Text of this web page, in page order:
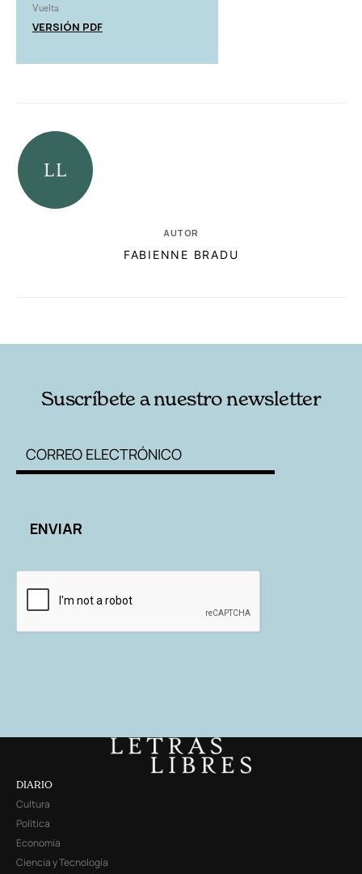
Vuelta
VERSIÓN PDF
AUTOR
FABIENNE BRADU
Suscríbete a nuestro newsletter
DIARIO
Cultura
Política
Economía
Ciencia y Tecnología